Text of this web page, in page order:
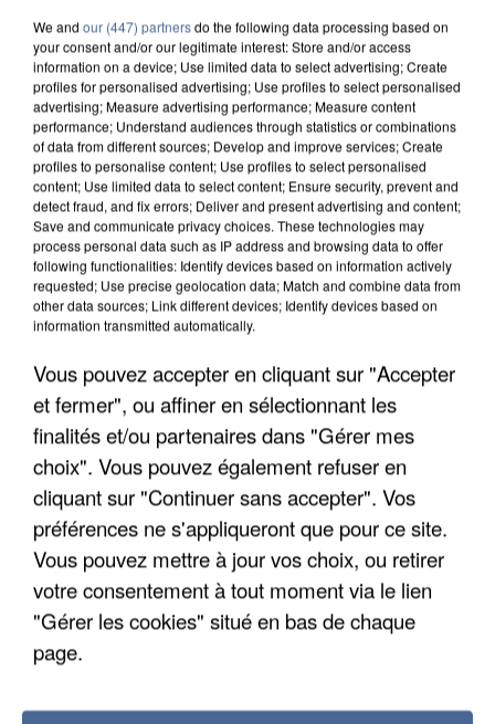
APRÈS TOUTES CES CANICULES, LES REFUGES
DE FAUNE SAUVAGE SONT...
We and our (447) partnersdo the following data processing based on
your consent and/or our legitimate interest: Store and/or access
information on a device; Use limited data to select advertising; Create
profiles for personalised advertising; Use profiles to select personalised
advertising; Measure advertising performance; Measure content
performance; Understand audiences through statistics or combinations
of data from different sources; Develop and improve services; Create
profiles to personalise content; Use profiles to select personalised
content; Use limited data to select content; Ensure security, prevent and
detect fraud, and fix errors; Deliver and present advertising and content;
Save and communicate privacy choices. These technologies may
process personal data such as IP address and browsing data to offer
following functionalities: Identify devices based on information actively
requested; Use precise geolocation data; Match and combine data from
other data sources; Link different devices; Identify devices based on
information transmitted automatically.
Vous pouvez accepter en cliquant sur "Accepter
et fermer", ou affiner en sélectionnant les
finalités et/ou partenaires dans "Gérer mes
choix". Vous pouvez également refuser en
cliquant sur "Continuer sans accepter". Vos
préférences ne s'appliqueront que pour ce site.
Vous pouvez mettre à jour vos choix, ou retirer
votre consentement à tout moment via le lien
"Gérer les cookies" situé en bas de chaque
page.